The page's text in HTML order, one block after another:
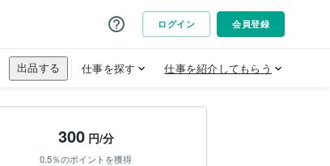
300円/分
0.5％のポイントを獲得